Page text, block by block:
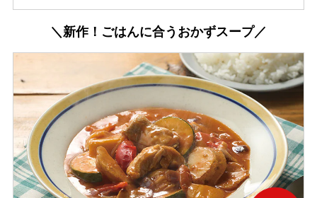
＼新作！ごはんに合うおかずスープ／